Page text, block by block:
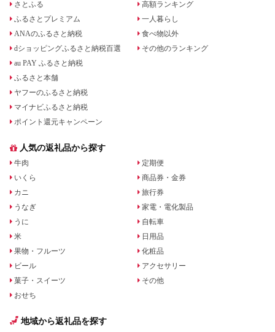
さとふる
ふるさとプレミアム
ANAのふるさと納税
dショッピングふるさと納税百選
au PAY ふるさと納税
ふるさと本舗
ヤフーのふるさと納税
マイナビふるさと納税
ポイント還元キャンペーン
高額ランキング
一人暮らし
食べ物以外
その他のランキング
人気の返礼品から探す
牛肉
いくら
カニ
うなぎ
うに
米
果物・フルーツ
ビール
菓子・スイーツ
おせち
定期便
商品券・金券
旅行券
家電・電化製品
自転車
日用品
化粧品
アクセサリー
その他
地域から返礼品を探す